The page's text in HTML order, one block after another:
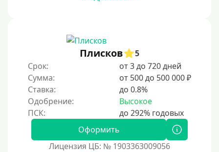
Плисков
5
Срок:
от 3 до 720 дней
Сумма:
от 500 до 500 000 ₽
Ставка:
до 0.8%
Одобрение:
Высокое
Оформить
Лицензия ЦБ: № 1903363009056